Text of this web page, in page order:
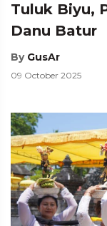
Tuluk Biyu,
Danu Batur
By GusAr
09 October 2025